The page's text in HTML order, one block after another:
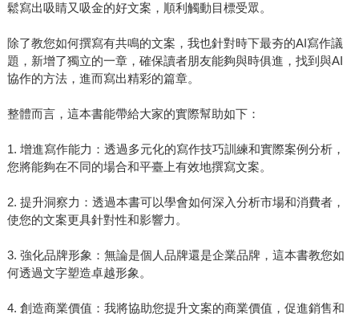
鬆寫出吸睛又吸金的好文案，順利觸動目標受眾。
除了教您如何撰寫有共鳴的文案，我也針對時下最夯的AI寫作議
題，新增了獨立的一章，確保讀者朋友能夠與時俱進，找到與AI
協作的方法，進而寫出精彩的篇章。
整體而言，這本書能帶給大家的實際幫助如下：
1. 增進寫作能力：透過多元化的寫作技巧訓練和實際案例分析，
您將能夠在不同的場合和平臺上有效地撰寫文案。
2. 提升洞察力：透過本書可以學會如何深入分析市場和消費者，
使您的文案更具針對性和影響力。
3. 強化品牌形象：無論是個人品牌還是企業品牌，這本書教您如
何透過文字塑造卓越形象。
4. 創造商業價值：我將協助您提升文案的商業價值，促進銷售和